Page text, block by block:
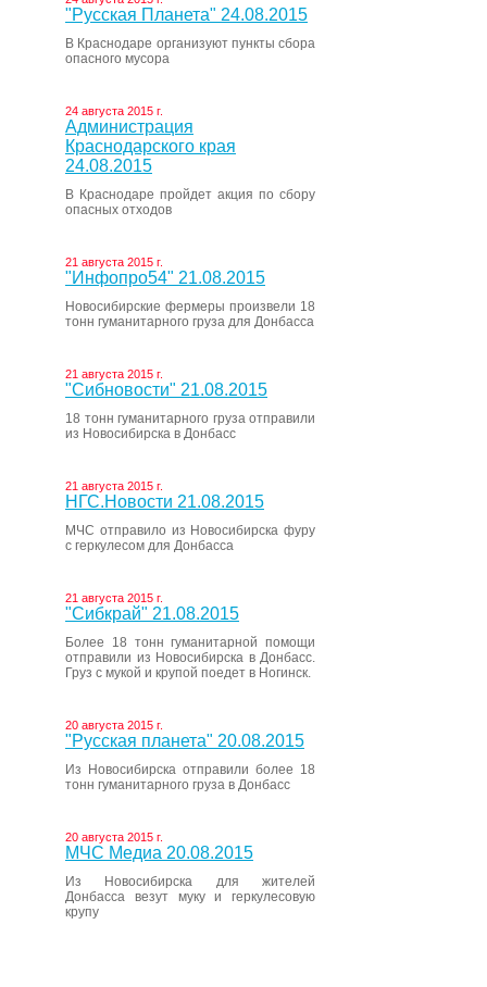
"Русская Планета" 24.08.2015
В Краснодаре организуют пункты сбора
опасного мусора
24 августа 2015 г.
Администрация
Краснодарского края
24.08.2015
В Краснодаре пройдет акция по сбору
опасных отходов
21 августа 2015 г.
"Инфопро54" 21.08.2015
Новосибирские фермеры произвели 18
тонн гуманитарного груза для Донбасса
21 августа 2015 г.
"Сибновости" 21.08.2015
18 тонн гуманитарного груза отправили
из Новосибирска в Донбасс
21 августа 2015 г.
НГС.Новости 21.08.2015
МЧС отправило из Новосибирска фуру
с геркулесом для Донбасса
21 августа 2015 г.
"Сибкрай" 21.08.2015
Более 18 тонн гуманитарной помощи
отправили из Новосибирска в Донбасс.
Груз с мукой и крупой поедет в Ногинск.
20 августа 2015 г.
"Русская планета" 20.08.2015
Из Новосибирска отправили более 18
тонн гуманитарного груза в Донбасс
20 августа 2015 г.
МЧС Медиа 20.08.2015
Из Новосибирска для жителей
Донбасса везут муку и геркулесовую
крупу